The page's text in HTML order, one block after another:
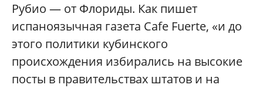
Рубио — от Флориды. Как пишет
испаноязычная газета Cafe Fuerte, «и до
этого политики кубинского
происхождения избирались на высокие
посты в правительствах штатов и на